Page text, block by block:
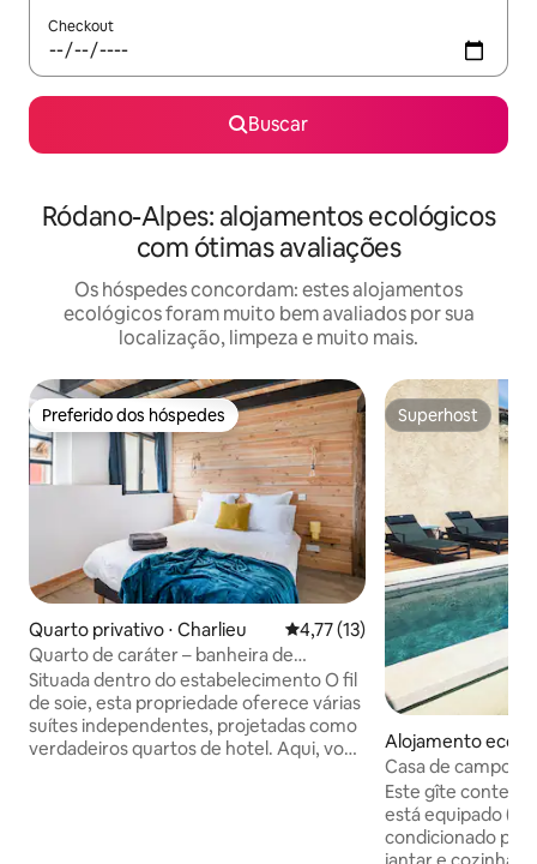
Checkout
Buscar
Ródano-Alpes: alojamentos ecológicos
com ótimas avaliações
Os hóspedes concordam: estes alojamentos
ecológicos foram muito bem avaliados por sua
localização, limpeza e muito mais.
Preferido dos hóspedes
Preferido dos hóspedes
Quarto privativo ⋅ Charlieu 4,77 de uma avaliação média
4,77 (13)
Quarto de caráter – banheira de
hidromassagem dupla e vista para os
telhados
Situada dentro do estabelecimento O fil
de soie, esta propriedade oferece várias
suítes independentes, projetadas como
verdadeiros quartos de hotel. Aqui, você
Superhost
Superhost
Alojamento
Casa de campo
condicionado,
pessoas
Este gîte
está equipado
condicionado para 4. Grande